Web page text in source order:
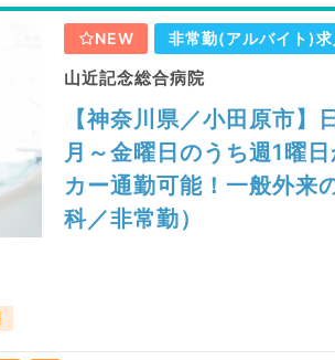
NEW 非常勤(アルバイト)求
山近記念総合病院
【神奈川県／小田原市
月～金曜日のうち週1曜
カー通勤可能！一般外来
科／非常勤）